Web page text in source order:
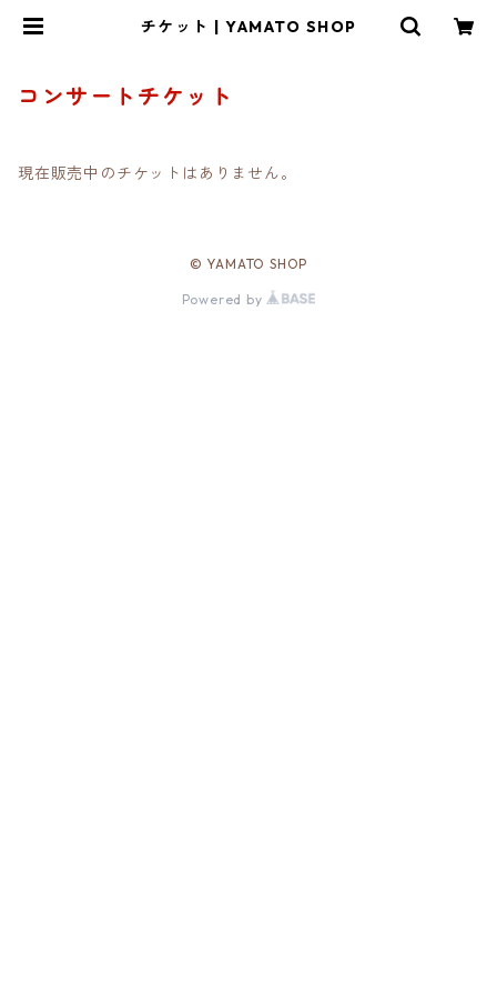
チケット | YAMATO SHOP
コンサートチケット
現在販売中のチケットはありません。
© YAMATO SHOP
Powered by